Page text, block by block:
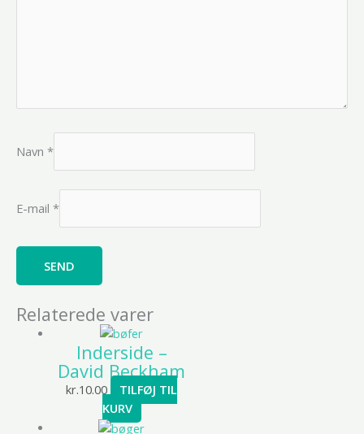
Navn *
E-mail *
Relaterede varer
Inderside –
David Beckham
kr.10.00
TILFØJ TIL
KURV